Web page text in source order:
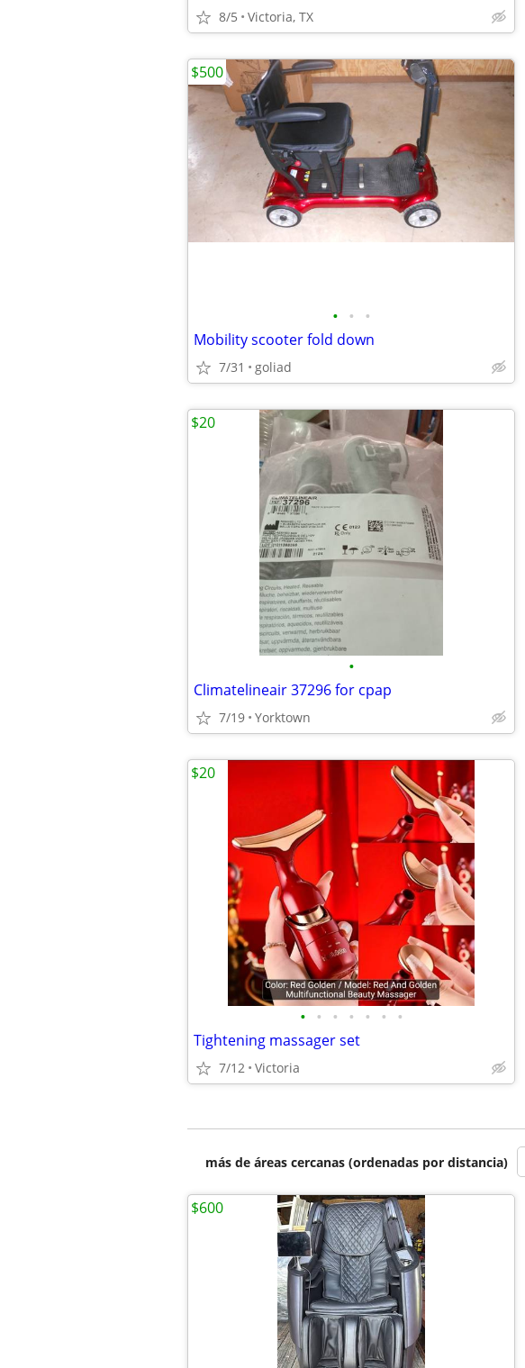
8/5 Victoria, TX
• • •
Mobility scooter fold down
7/31 goliad
$500
•
Climatelineair 37296 for cpap
7/19 Yorktown
$20
• • • • • • •
Tightening massager set
7/12 Victoria
$20
más de áreas cercanas (ordenadas por distancia)
$600